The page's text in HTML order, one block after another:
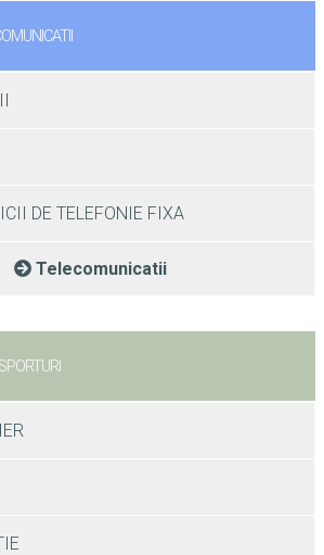
DE TELEFONIE FIXA
Telecomunicatii